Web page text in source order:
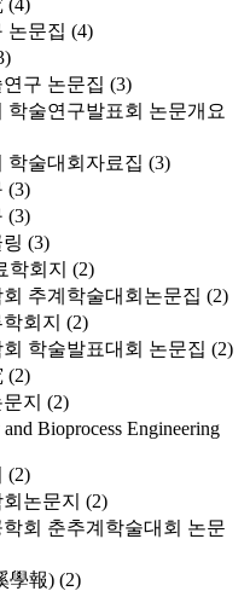
(4)
논문집 (4)
구 논문집 (3)
학술연구발표회 논문개요
학술대회자료집 (3)
(3)
(3)
(3)
학회지 (2)
추계학술대회논문집 (2)
회지 (2)
학술발표대회 논문집 (2)
(2)
지 (2)
Bioprocess Engineering
(2)
논문지 (2)
회 춘추계학술대회 논문
學報) (2)